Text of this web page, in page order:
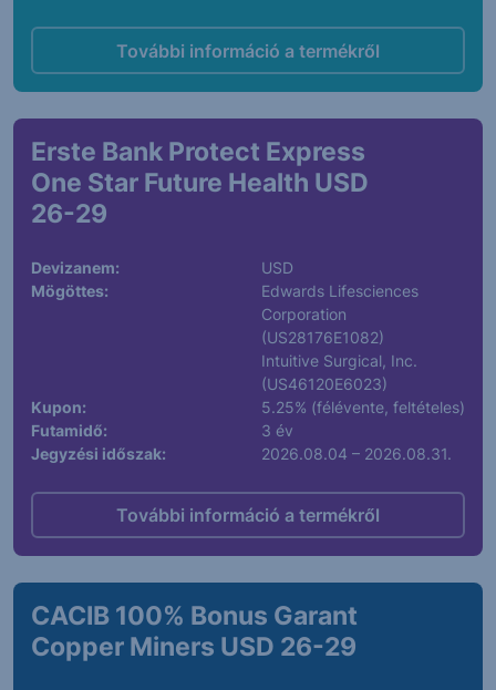
További információ a termékről
Erste Bank Protect Express
One Star Future Health USD
26-29
Devizanem:
USD
Mögöttes:
Edwards Lifesciences
Corporation
(US28176E1082)
Intuitive Surgical, Inc.
(US46120E6023)
Kupon:
5.25% (félévente, feltételes)
Futamidő:
3 év
Jegyzési időszak:
2026.08.04 – 2026.08.31.
További információ a termékről
CACIB 100% Bonus Garant
Copper Miners USD 26-29